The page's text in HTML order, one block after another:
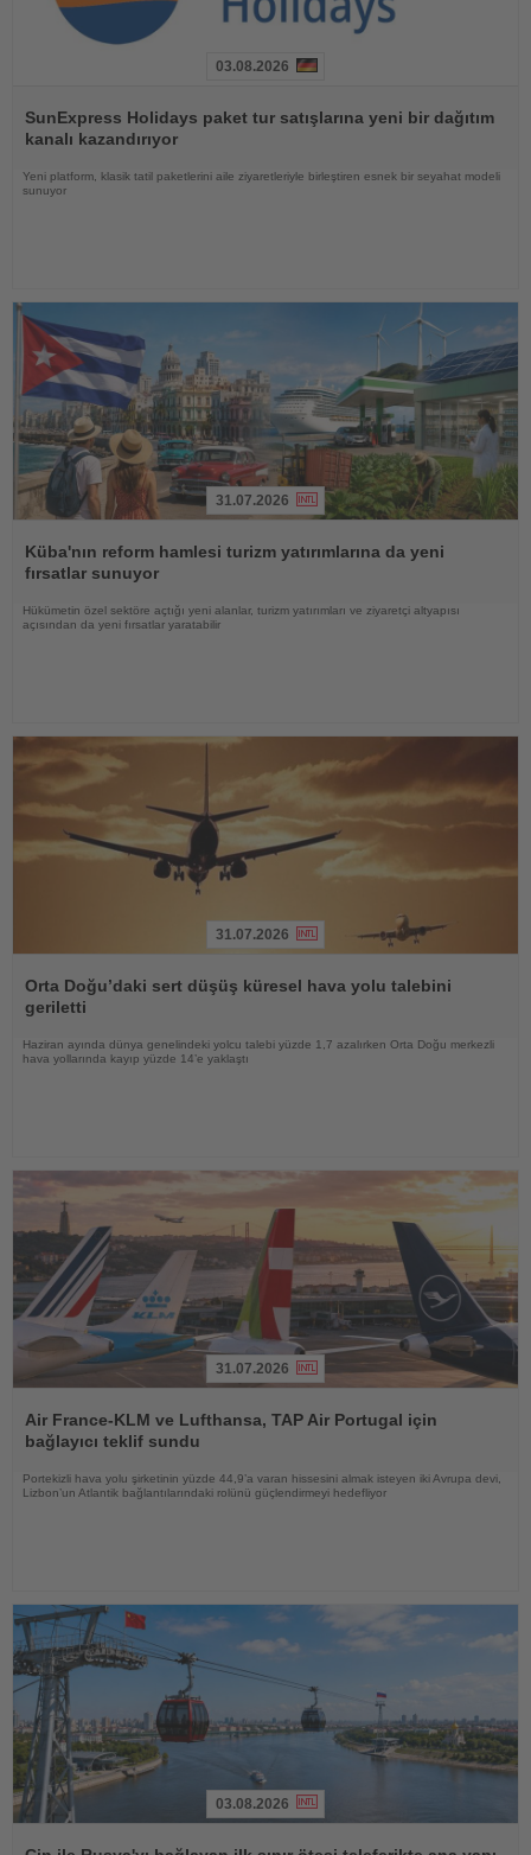
Oku
03.08.2026
SunExpress Holidays paket tur satışlarına yeni bir dağıtım
kanalı kazandırıyor
Yeni platform, klasik tatil paketlerini aile ziyaretleriyle birleştiren esnek bir seyahat modeli
sunuyor
Oku
31.07.2026
Küba'nın reform hamlesi turizm yatırımlarına da yeni
fırsatlar sunuyor
Hükümetin özel sektöre açtığı yeni alanlar, turizm yatırımları ve ziyaretçi altyapısı
açısından da yeni fırsatlar yaratabilir
Oku
31.07.2026
Orta Doğu’daki sert düşüş küresel hava yolu talebini
geriletti
Haziran ayında dünya genelindeki yolcu talebi yüzde 1,7 azalırken Orta Doğu merkezli
hava yollarında kayıp yüzde 14’e yaklaştı
Oku
31.07.2026
Air France-KLM ve Lufthansa, TAP Air Portugal için
bağlayıcı teklif sundu
Portekizli hava yolu şirketinin yüzde 44,9’a varan hissesini almak isteyen iki Avrupa devi,
Lizbon’un Atlantik bağlantılarındaki rolünü güçlendirmeyi hedefliyor
Oku
03.08.2026